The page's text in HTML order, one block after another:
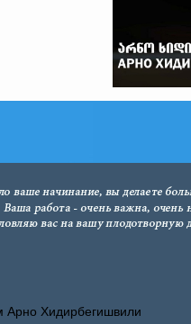
Арно Хидирбегишвили